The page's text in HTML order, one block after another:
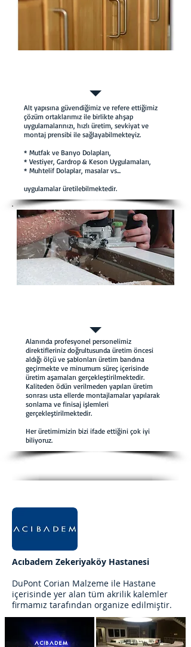
Alt yapısına güvendiğimiz ve refere ettiğimiz
çözüm ortaklarımız ile birlikte ahşap
uygulamalarınızı, hızlı üretim, sevkiyat ve
montaj prensibi ile sağlayabilmekteyiz.
* Mutfak ve Banyo Dolapları,
* Vestiyer, Gardrop & Keson Uygulamaları,
* Muhtelif Dolaplar, masalar vs...
uygulamalar üretilebilmektedir.
Alanında profesyonel personelimiz
direktifleriniz doğrultusunda üretim öncesi
aldığı ölçü ve şablonları üretim bandına
geçirmekte ve minumum süreç içerisinde
üretim aşamaları gerçekleştirilmektedir.
Kaliteden ödün verilmeden yapılan üretim
sonrası usta ellerde montajlamalar yapılarak
sonlama ve finisaj işlemleri
gerçekleştirilmektedir.
Her üretimimizin bizi ifade ettiğini çok iyi
biliyoruz.
Acıbadem Zekeriyaköy Hastanesi
DuPont Corian Malzeme ile Hastane
içerisinde yer alan tüm akrilik kalemler
firmamız tarafından organize edilmiştir.